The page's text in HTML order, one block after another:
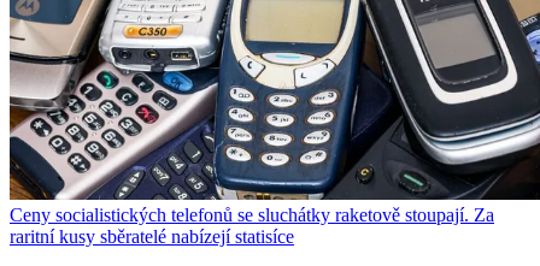
Ceny socialistických telefonů se sluchátky raketově stoupají. Za
raritní kusy sběratelé nabízejí statisíce